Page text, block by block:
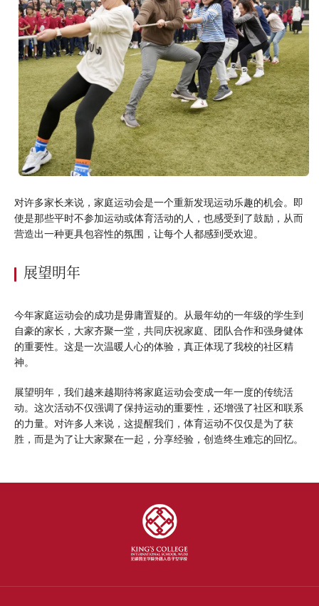
对许多家长来说，家庭运动会是一个重新发现运动乐趣的机会。即
使是那些平时不参加运动或体育活动的人，也感受到了鼓励，从而
营造出一种更具包容性的氛围，让每个人都感到受欢迎。
展望明年
今年家庭运动会的成功是毋庸置疑的。从最年幼的一年级的学生到
自豪的家长，大家齐聚一堂，共同庆祝家庭、团队合作和强身健体
的重要性。这是一次温暖人心的体验，真正体现了我校的社区精
神。
展望明年，我们越来越期待将家庭运动会变成一年一度的传统活
动。这次活动不仅强调了保持运动的重要性，还增强了社区和联系
的力量。对许多人来说，这提醒我们，体育运动不仅仅是为了获
胜，而是为了让大家聚在一起，分享经验，创造终生难忘的回忆。